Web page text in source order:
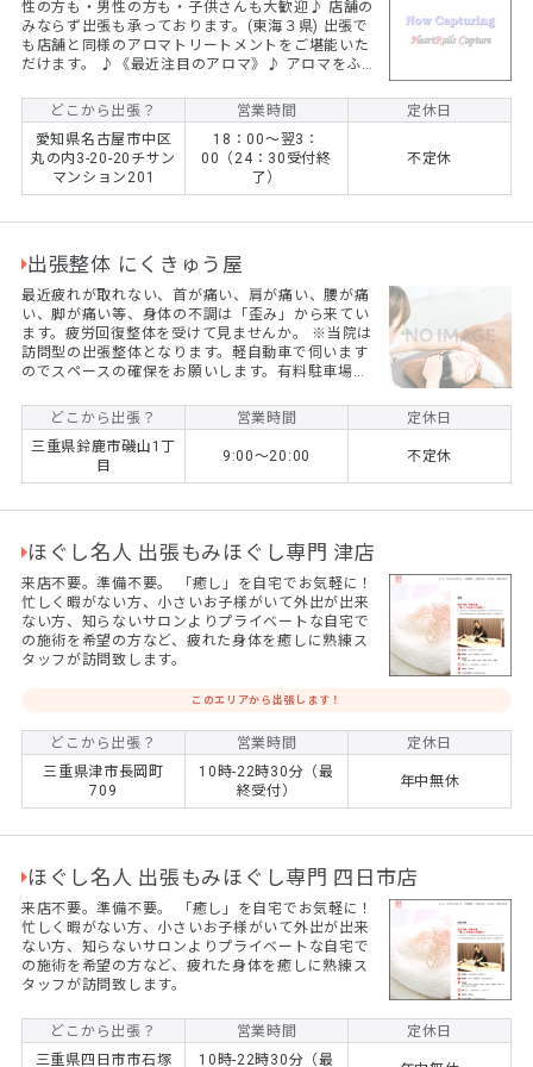
性の方も・男性の方も・子供さんも大歓迎♪ 店舗の
みならず出張も承っております。(東海３県) 出張で
も店舗と同様のアロマトリートメントをご堪能いた
だけます。 ♪《最近注目のアロマ》♪ アロマをふん
ロマ初心者の方でも安心してご利用いただけます。
《アロマ精油33種類！》お客様の体調・気分に合わ
せてアロマ精油33種類の中から、その日に合うアロ
マをご提案し調合いたします♪ 本能が導き出す癒し
のひと時をご堪能下さいませ。
どこから出張？ 営業時間
定休日
愛知県名古屋市中区
丸の内3-20-20チサン
マンション201
18：00～翌3：
00（24：30受付終
了）
不定休
出張整体 にくきゅう屋
最近疲れが取れない、首が痛い、肩が痛い、腰が痛
い、脚が痛い等、身体の不調は「歪み」から来てい
ます。疲労回復整体を受けて見ませんか。 ※当院は
訪問型の出張整体となります。軽自動車で伺います
のでスペースの確保をお願いします。有料駐車場を
ください。 ※ウイルス感染を防ぐ為、マスクの着用
をお願いします。当方手洗い消毒を実施しウイルス
感染予防止に努めます。 ※生活環境が著しく不衛生
な環境で生活されている方への訪問はお断りさせて
頂きます。
どこから出張？ 営業時間
定休日
三重県鈴鹿市磯山1丁
目
9:00〜20:00 不定休
ほぐし名人 出張もみほぐし専門 津店
来店不要。準備不要。 ​「癒し」を自宅でお気軽に！
忙しく暇がない方、小さいお子様がいて外出が出来
ない方、知らないサロンよりプライベートな自宅で
の施術を希望の方など、疲れた身体を癒しに熟練ス
タッフが訪問致します。
このエリアから出張します！
どこから出張？ 営業時間
定休日
三重県津市長岡町
709
10時-22時30分（最
終受付）
年中無休
ほぐし名人 出張もみほぐし専門 四日市店
来店不要。準備不要。 ​「癒し」を自宅でお気軽に！
忙しく暇がない方、小さいお子様がいて外出が出来
ない方、知らないサロンよりプライベートな自宅で
の施術を希望の方など、疲れた身体を癒しに熟練ス
タッフが訪問致します。
どこから出張？ 営業時間
定休日
三重県四日市市石塚
10時-22時30分（最